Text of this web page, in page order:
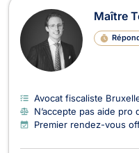
Maître
Avocat fiscaliste
N’accepte pas aide pro
Premier rendez-vous